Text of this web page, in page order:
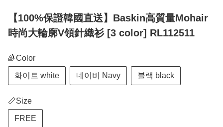
【100%保證韓國直送】Baskin高質量Mohair
時尚大輪廓V領針織衫 [3 color] RL112511
🌈Color
화이트 white 네이비 Navy 블랙 black
📏Size
FREE